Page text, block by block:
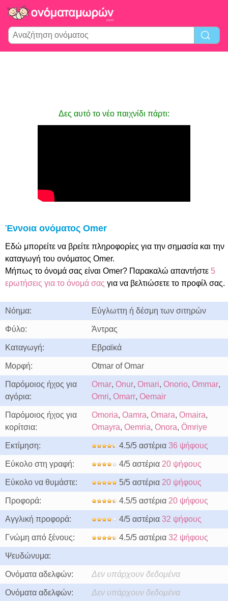
Δες αυτό το νέο παιχνίδι πάρτι:
Έννοια ονόματος Omer
Εδώ μπορείτε να βρείτε πληροφορίες για την σημασία και την
καταγωγή του ονόματος Omer.
Μήπως το όνομά σας είναι Omer? Παρακαλώ απαντήστε 5
ερωτήσεις για το όνομά σας για να βελτιώσετε το προφίλ σας.
Νόημα: Εύγλωττη ή δέσμη των σιτηρών
Φύλο: Άντρας
Καταγωγή: Εβραϊκά
Μορφή: Otmar of Omar
Παρόμοιος ήχος για
αγόρια:
Omar, Onur, Omari, Onorio, Ommar,
Omri, Omarr, Oemair
Παρόμοιος ήχος για
κορίτσια:
Omoria, Oamra, Omara, Omaira,
Omayra, Oemria, Onora, Ömriye
Εκτίμηση: 4.5/5 αστέρια 36 ψήφους
Εύκολο στη γραφή: 4/5 αστέρια 20 ψήφους
Εύκολο να θυμάστε: 5/5 αστέρια 20 ψήφους
Προφορά: 4.5/5 αστέρια 20 ψήφους
Αγγλική προφορά: 4/5 αστέρια 32 ψήφους
Γνώμη από ξένους: 4.5/5 αστέρια 32 ψήφους
Ψευδώνυμα:
Ονόματα αδελφών: Δεν υπάρχουν δεδομένα
Ονόματα αδελφών: Δεν υπάρχουν δεδομένα